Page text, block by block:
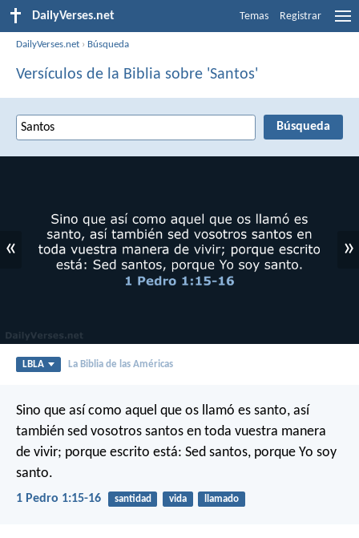
DailyVerses.net Temas Registrar
DailyVerses.net › Búsqueda
Versículos de la Biblia sobre 'Santos'
« »
LBLA La Biblia de las Américas
Sino que así como aquel que os llamó es santo, así
también sed vosotros santos en toda vuestra manera
de vivir; porque escrito está: Sed santos, porque Yo soy
santo.
1 Pedro 1:15-16 santidad vida llamado